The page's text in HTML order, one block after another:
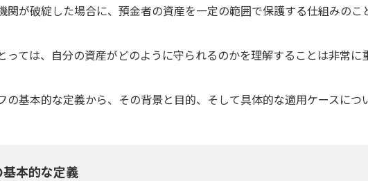
関が破綻した場合に、預金者の資産を一定の範囲で保護する仕組みのこ
っては、自分の資産がどのように守られるのかを理解することは非常に
の基本的な定義から、その背景と目的、そして具体的な適用ケースにつ
本的な定義